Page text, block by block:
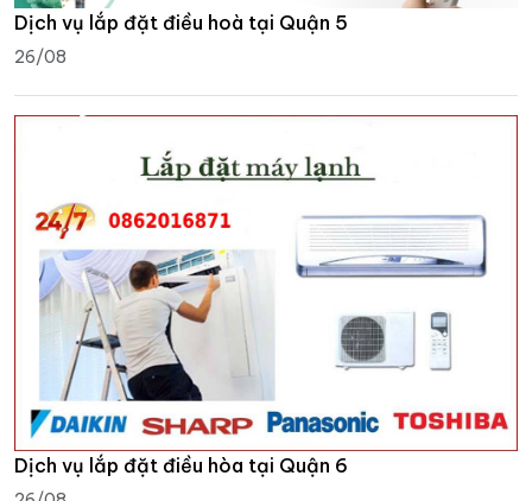
Dịch vụ lắp đặt điều hoà tại Quận 5
26/08
Dịch vụ lắp đặt điều hòa tại Quận 6